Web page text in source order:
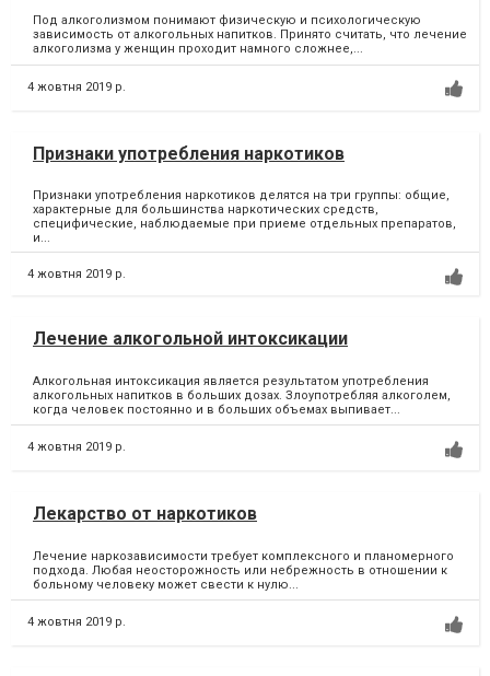
Под алкоголизмом понимают физическую и психологическую
зависимость от алкогольных напитков. Принято считать, что лечение
алкоголизма у женщин проходит намного сложнее,...
4 жовтня 2019 р.
Признаки употребления наркотиков
Признаки употребления наркотиков делятся на три группы: общие,
характерные для большинства наркотических средств,
специфические, наблюдаемые при приеме отдельных препаратов,
и...
4 жовтня 2019 р.
Лечение алкогольной интоксикации
Алкогольная интоксикация является результатом употребления
алкогольных напитков в больших дозах. Злоупотребляя алкоголем,
когда человек постоянно и в больших объемах выпивает...
4 жовтня 2019 р.
Лекарство от наркотиков
Лечение наркозависимости требует комплексного и планомерного
подхода. Любая неосторожность или небрежность в отношении к
больному человеку может свести к нулю...
4 жовтня 2019 р.